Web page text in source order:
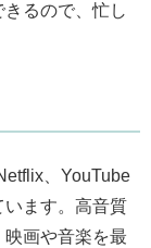
るので、忙し
、YouTube
います。高音質
画や音楽を最